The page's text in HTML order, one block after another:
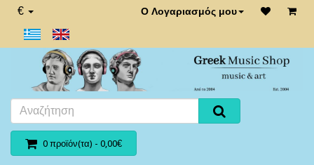
€ Ο Λογαριασμός μου
0 προϊόν(τα) - 0,00€